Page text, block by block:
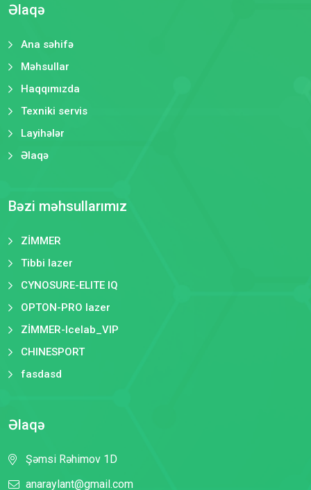
Əlaqə
Ana səhifə
Məhsullar
Haqqımızda
Texniki servis
Layihələr
Əlaqə
Bəzi məhsullarımız
ZİMMER
Tibbi lazer
CYNOSURE-ELITE IQ
OPTON-PRO lazer
ZİMMER-Icelab_VIP
CHINESPORT
fasdasd
Əlaqə
Şəmsi Rəhimov 1D
anaraylant@gmail.com